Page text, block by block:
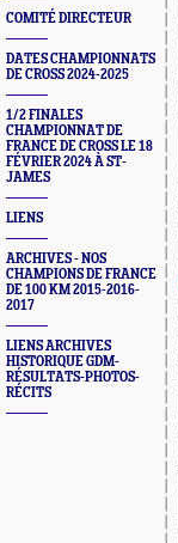
COMITÉ DIRECTEUR
DATES CHAMPIONNATS
DE CROSS 2024-2025
1/2 FINALES
CHAMPIONNAT DE
FRANCE DE CROSS LE 18
FÉVRIER 2024 À ST-
JAMES
LIENS
ARCHIVES - NOS
CHAMPIONS DE FRANCE
DE 100 KM 2015-2016-
2017
LIENS ARCHIVES
HISTORIQUE GDM-
RÉSULTATS-PHOTOS-
RÉCITS